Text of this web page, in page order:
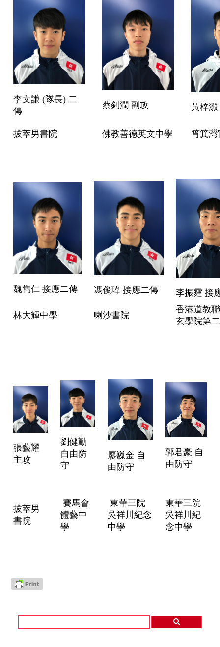
李文謙 (隊長) 二
傳
蔡釗潤 副攻 黃梓灝
拔萃男書院 佛教善德英文中學 筲箕灣
魏雋仁 接應二傳 馮俊瑋 接應二傳 李振霆 接
林大輝中學 喇沙書院
香港道教
玄學院第
張藝耀
主攻
劉健勤
自由防
守
廖巍金 自
由防守
郭君豪 自
由防守
拔萃男
書院
賽馬會
體藝中
學
東華三院
吳祥川紀念
中學
東華三院
吳祥川紀
念中學